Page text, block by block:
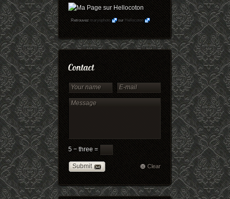
Retrouvezmaryophoto surHellocoton
5 − three =
Submit Clear